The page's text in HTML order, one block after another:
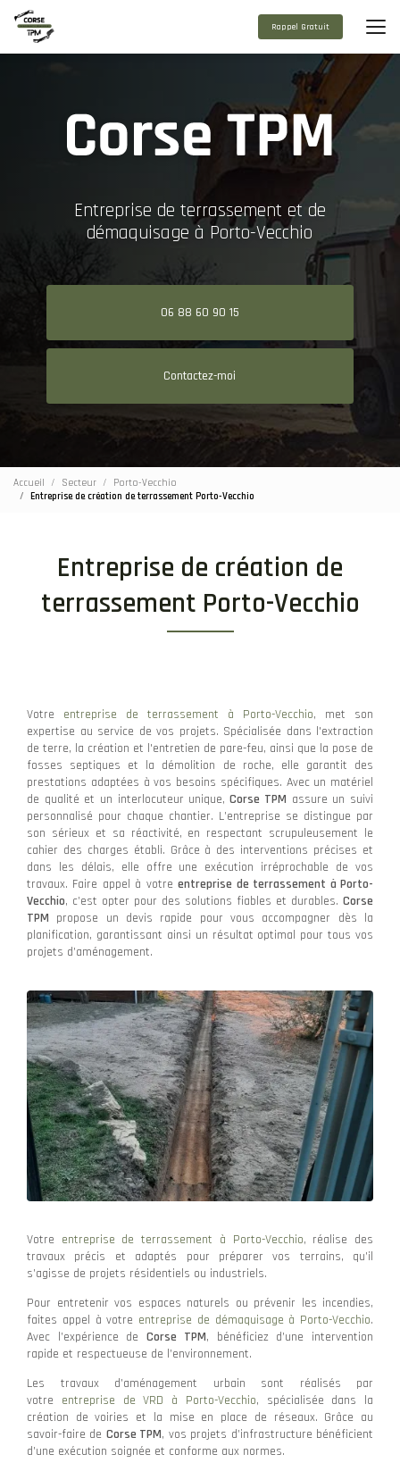
contenu
principal
Rappel Gratuit
Entreprise de terrassement et de
démaquisage à Porto-Vecchio
06 88 60 90 15
Contactez-moi
Accueil Secteur
Porto-Vecchio
Entreprise de création de terrassement Porto-Vecchio
Entreprise de création de
terrassement Porto-Vecchio
Votre entreprise de terrassement à Porto-Vecchio, met son
expertise au service de vos projets. Spécialisée dans l'extraction
de terre, la création et l'entretien de pare-feu, ainsi que la pose de
fosses septiques et la démolition de roche, elle garantit des
prestations adaptées à vos besoins spécifiques. Avec un matériel
de qualité et un interlocuteur unique, Corse TPM assure un suivi
personnalisé pour chaque chantier. L’entreprise se distingue par
son sérieux et sa réactivité, en respectant scrupuleusement le
cahier des charges établi. Grâce à des interventions précises et
dans les délais, elle offre une exécution irréprochable de vos
travaux. Faire appel à votreentreprise de terrassement à Porto-
Vecchio, c’est opter pour des solutions fiables et durables. Corse
TPM propose un devis rapide pour vous accompagner dès la
planification, garantissant ainsi un résultat optimal pour tous vos
projets d’aménagement.
Votre entreprise de terrassement à Porto-Vecchio, réalise des
travaux précis et adaptés pour préparer vos terrains, qu’il
s’agisse de projets résidentiels ou industriels.
Pour entretenir vos espaces naturels ou prévenir les incendies,
faites appel à votre entreprise de démaquisage à Porto-Vecchio.
Avec l’expérience deCorse TPM, bénéficiez d’une intervention
rapide et respectueuse de l’environnement.
Les travaux d’aménagement urbain sont réalisés par
votre entreprise de VRD à Porto-Vecchio, spécialisée dans la
création de voiries et la mise en place de réseaux. Grâce au
savoir-faire de Corse TPM, vos projets d’infrastructure bénéficient
d’une exécution soignée et conforme aux normes.